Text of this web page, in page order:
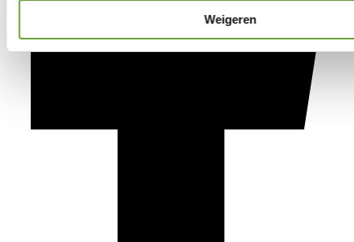
Weigeren